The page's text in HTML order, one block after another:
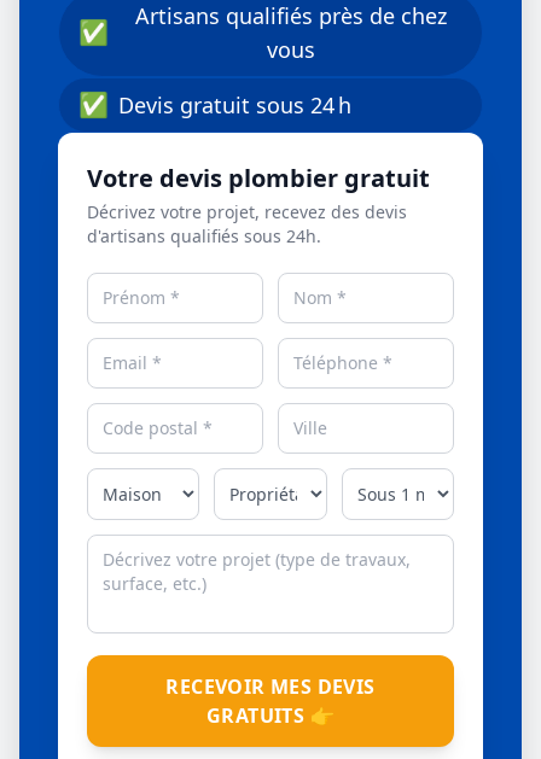
✅
Artisans qualifiés près de chez
vous
✅ Devis gratuit sous 24 h
Votre devis plombier gratuit
Décrivez votre projet, recevez des devis
d'artisans qualifiés sous 24h.
RECEVOIR MES DEVIS
GRATUITS 👉